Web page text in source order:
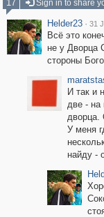
17
Sign in to share
Helder23 · 31
Всё это
не у Дворца
стороны
И так и
две - на
дворца.
У меня
найду -